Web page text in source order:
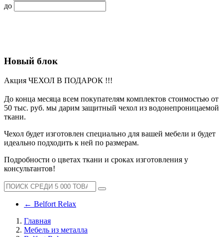
до
Новый блок
Акция ЧЕХОЛ В ПОДАРОК !!!
До конца месяца всем покупателям комплектов стоимостью от
50 тыс. руб. мы дарим защитный чехол из водонепроницаемой
ткани.
Чехол будет изготовлен специально для вашей мебели и будет
идеально подходить к ней по размерам.
Подробности о цветах ткани и сроках изготовления у
консультантов!
← Belfort Relax
Главная
Мебель из металла